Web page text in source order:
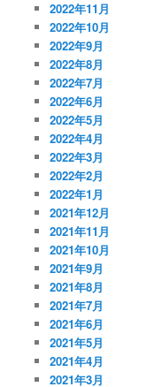
2022年11月
2022年10月
2022年9月
2022年8月
2022年7月
2022年6月
2022年5月
2022年4月
2022年3月
2022年2月
2022年1月
2021年12月
2021年11月
2021年10月
2021年9月
2021年8月
2021年7月
2021年6月
2021年5月
2021年4月
2021年3月